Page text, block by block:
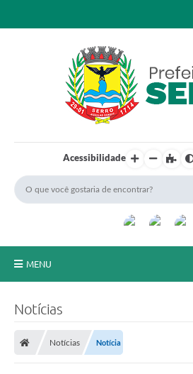
Acessibilidade
MENU
Transparência Pública
Notícias
Notícias Notícia